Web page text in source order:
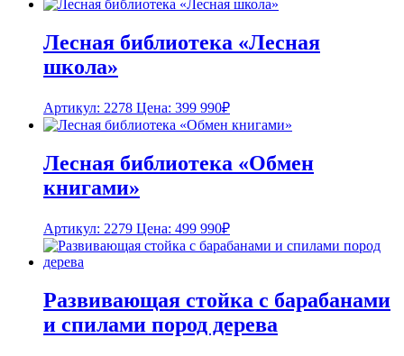
Лесная библиотека «Лесная
школа»
Артикул: 2278 Цена: 399 990₽
Лесная библиотека «Обмен
книгами»
Артикул: 2279 Цена: 499 990₽
Развивающая стойка с барабанами
и спилами пород дерева